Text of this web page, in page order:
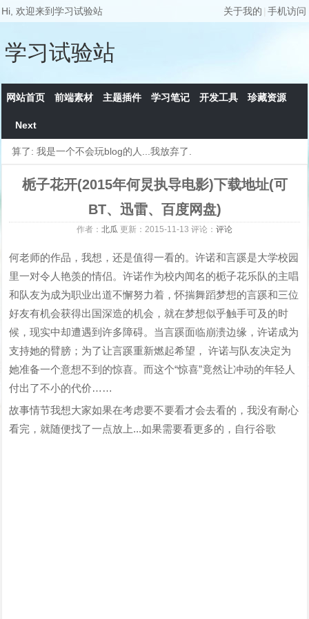
Hi, 欢迎来到学习试验站 关于我的 | 手机访问
学习试验站
网站首页 前端素材 主题插件 学习笔记 开发工具 珍藏资源
Next
算了: 我是一个不会玩blog的人...我放弃了.
栀子花开(2015年何炅执导电影)下载地址(可
BT、迅雷、百度网盘)
作者： 北瓜 更新： 2015-11-13 评论： 评论
何老师的作品，我想，还是值得一看的。许诺和言蹊是大学校园
里一对令人艳羡的情侣。许诺作为校内闻名的栀子花乐队的主唱
和队友为成为职业出道不懈努力着，怀揣舞蹈梦想的言蹊和三位
好友有机会获得出国深造的机会，就在梦想似乎触手可及的时
候，现实中却遭遇到许多障碍。当言蹊面临崩溃边缘，许诺成为
支持她的臂膀；为了让言蹊重新燃起希望， 许诺与队友决定为
她准备一个意想不到的惊喜。而这个“惊喜”竟然让冲动的年轻人
付出了不小的代价……
故事情节我想大家如果在考虑要不要看才会去看的，我没有耐心
看完，就随便找了一点放上...如果需要看更多的，自行谷歌